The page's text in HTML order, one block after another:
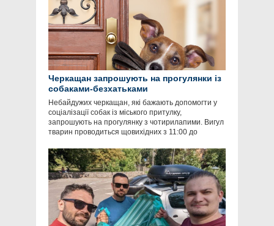
Черкащан запрошують на прогулянки із
собаками-безхатьками
Небайдужих черкащан, які бажають допомогти у
соціалізації собак із міського притулку,
запрошують на прогулянку з чотирилапими. Вигул
тварин проводиться щовихідних з 11:00 до